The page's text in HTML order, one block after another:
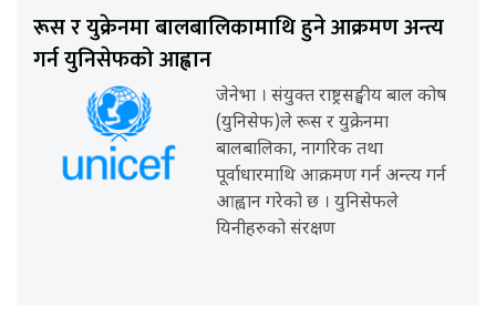
रूस र युक्रेनमा बालबालिकामाथि हुने आक्रमण अन्त्य
गर्न युनिसेफको आह्वान
जेनेभा । संयुक्त राष्ट्रसङ्घीय बाल कोष
(युनिसेफ)ले रूस र युक्रेनमा
बालबालिका, नागरिक तथा
पूर्वाधारमाथि आक्रमण गर्न अन्त्य गर्न
आह्वान गरेको छ । युनिसेफले
यिनीहरुको संरक्षण